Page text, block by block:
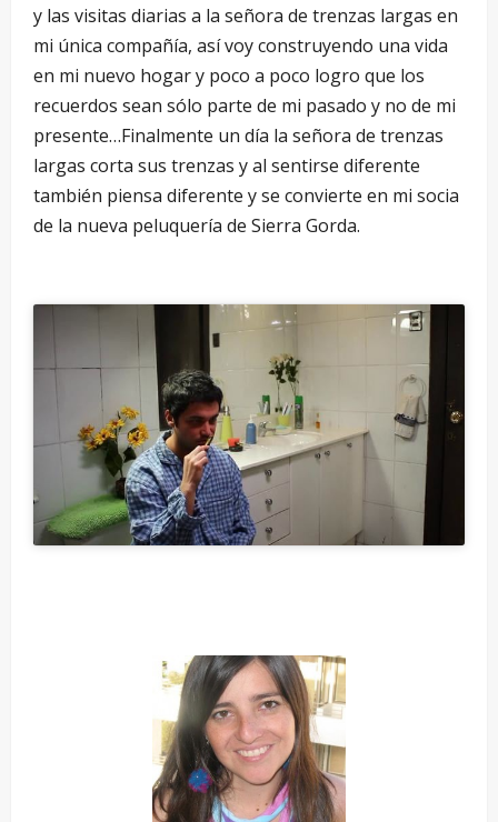
y las visitas diarias a la señora de trenzas largas en
mi única compañía, así voy construyendo una vida
en mi nuevo hogar y poco a poco logro que los
recuerdos sean sólo parte de mi pasado y no de mi
presente…Finalmente un día la señora de trenzas
largas corta sus trenzas y al sentirse diferente
también piensa diferente y se convierte en mi socia
de la nueva peluquería de Sierra Gorda.